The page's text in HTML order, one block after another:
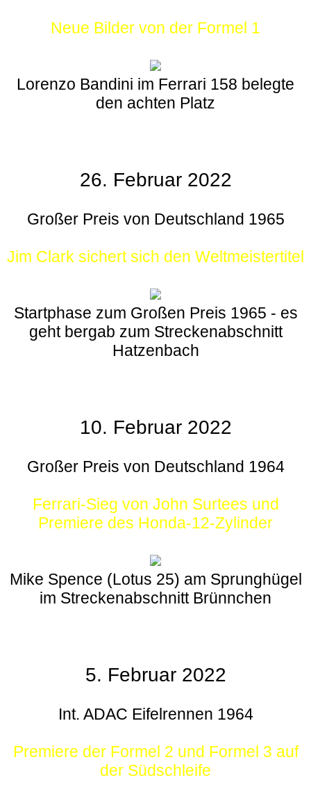
Neue Bilder von der Formel 1
Lorenzo Bandini im Ferrari 158 belegte
den achten Platz
26. Februar 2022
Großer Preis von Deutschland 1965
Jim Clark sichert sich den Weltmeistertitel
Startphase zum Großen Preis 1965 - es
geht bergab zum Streckenabschnitt
Hatzenbach
10. Februar 2022
Großer Preis von Deutschland 1964
Ferrari-Sieg von John Surtees und
Premiere des Honda-12-Zylinder
Mike Spence (Lotus 25) am Sprunghügel
im Streckenabschnitt Brünnchen
5. Februar 2022
Int. ADAC Eifelrennen 1964
Premiere der Formel 2 und Formel 3 auf
der Südschleife